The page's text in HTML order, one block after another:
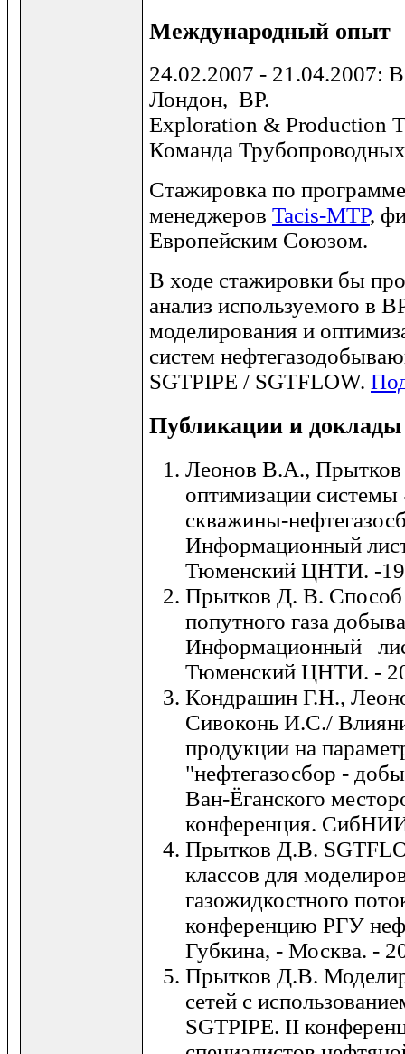
Международный опыт
24.02.2007 - 21.04.2007:
Лондон, BP.
Exploration & Production
Команда
Стажировка по
менеджеров Tacis-MTP,
Европейским Союзом.
В ходе стажировки бы
анализ используемого в
моделирования и
систем
SGTPIPE / SGTFLOW.
Публикации и доклады
Леонов В.А.,
оптимизации системы
скважины-
Информационный
Тюменский ЦНТИ. -
Прытков Д. В. Способ
попутного газа
Информационный
Тюменский ЦНТИ. -
Кондрашин Г.Н.,
Сивоконь И.С./
продукции на
"нефтегазосбор -
Ван-Ёганского
конференция.
Прытков Д.В.
классов для
газожидкостного
конференцию РГУ
Губкина, - Москва. -
Прытков Д.В.
сетей с
SGTPIPE. II